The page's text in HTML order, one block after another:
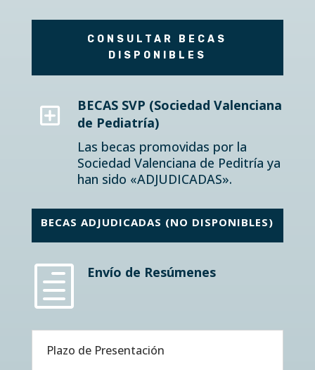
CONSULTAR BECAS
DISPONIBLES
Y
BECAS SVP (Sociedad Valenciana
de Pediatría)
Las becas promovidas por la
Sociedad Valenciana de Peditría ya
han sido «ADJUDICADAS».
BECAS ADJUDICADAS (NO DISPONIBLES)
h Envío de Resúmenes
Plazo de Presentación